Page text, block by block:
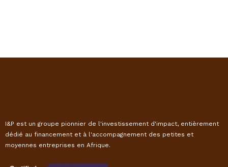
I&P est un groupe pionnier de l'investissement d'impact, entièrement
dédié au financement et à l'accompagnement des petites et
moyennes entreprises en Afrique.